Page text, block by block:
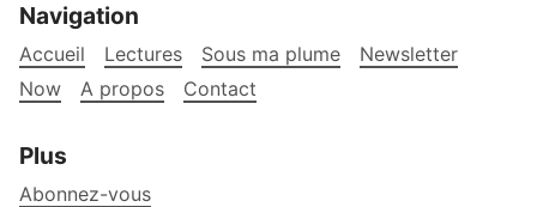
Navigation
Accueil Lectures Sous ma plume
Newsletter
Now
A propos Contact
Plus
Abonnez-vous